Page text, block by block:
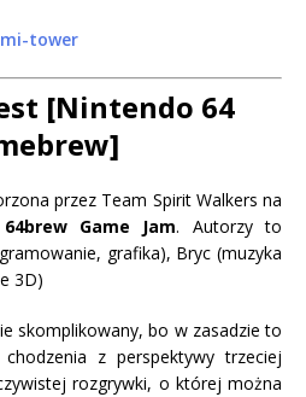
tower
[Nintendo 64
przez Team Spirit Walkers na
64brew Game Jam. Autorzy to
grafika), Bryc (muzyka
3D)
skomplikowany, bo w zasadzie to
z perspektywy trzeciej
rozgrywki, o której można